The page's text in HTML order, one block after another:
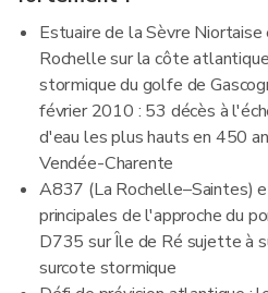
Estuaire de la Sèvre
Rochelle sur la côte
stormique du golfe de
février 2010 : 53 décès à
d'eau les plus hauts en 450
Vendée-Charente
A837 (La Rochelle–Saintes)
principales de l'approche du
D735 sur Île de Ré sujette à
surcote stormique